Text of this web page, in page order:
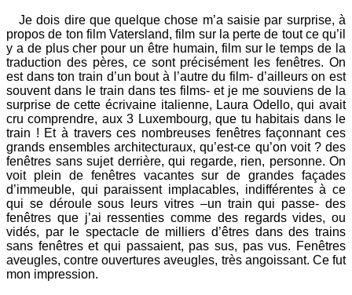
Je dois dire que quelque chose m’a saisie par surprise, à
propos de ton film Vatersland, film sur la perte de tout ce qu’il
y a de plus cher pour un être humain, film sur le temps de la
traduction des pères, ce sont précisément les fenêtres. On
est dans ton train d’un bout à l’autre du film- d’ailleurs on est
souvent dans le train dans tes films- et je me souviens de la
surprise de cette écrivaine italienne, Laura Odello, qui avait
cru comprendre, aux 3 Luxembourg, que tu habitais dans le
train ! Et à travers ces nombreuses fenêtres façonnant ces
grands ensembles architecturaux, qu’est-ce qu’on voit ? des
fenêtres sans sujet derrière, qui regarde, rien, personne. On
voit plein de fenêtres vacantes sur de grandes façades
d’immeuble, qui paraissent implacables, indifférentes à ce
qui se déroule sous leurs vitres –un train qui passe- des
fenêtres que j’ai ressenties comme des regards vides, ou
vidés, par le spectacle de milliers d’êtres dans des trains
sans fenêtres et qui passaient, pas sus, pas vus. Fenêtres
aveugles, contre ouvertures aveugles, très angoissant. Ce fut
mon impression.